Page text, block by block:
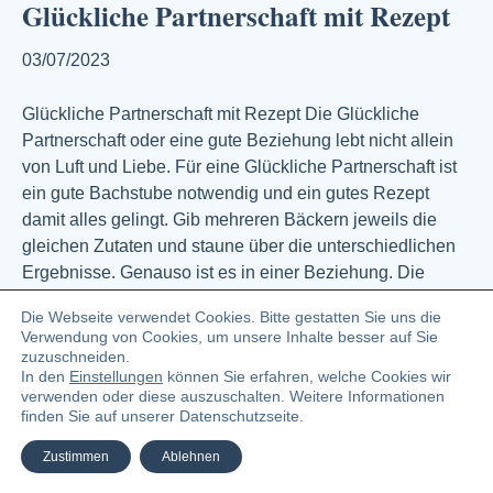
Glückliche Partnerschaft mit Rezept
03/07/2023
Glückliche Partnerschaft mit Rezept Die Glückliche
Partnerschaft oder eine gute Beziehung lebt nicht allein
von Luft und Liebe. Für eine Glückliche Partnerschaft ist
ein gute Bachstube notwendig und ein gutes Rezept
damit alles gelingt. Gib mehreren Bäckern jeweils die
gleichen Zutaten und staune über die unterschiedlichen
Ergebnisse. Genauso ist es in einer Beziehung. Die
Weiterlesen
© 2023 Angelika Zündel Bloggerin und Buchautorin
Die Webseite verwendet Cookies. Bitte gestatten Sie uns die
Verwendung von Cookies, um unsere Inhalte besser auf Sie
zuzuschneiden.
In den Einstellungen können Sie erfahren, welche Cookies wir
verwenden oder diese auszuschalten. Weitere Informationen
finden Sie auf unserer Datenschutzseite.
Zustimmen Ablehnen